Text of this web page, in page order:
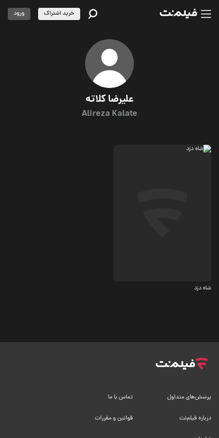
علیرضا کلاته
Alireza Kalate
خرید اشتراک ورود
شاه دزد
پرسش‌های متداول تماس با ما
درباره فیلم‌نت قوانین و مقررات